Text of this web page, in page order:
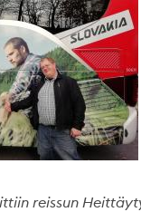
reissun